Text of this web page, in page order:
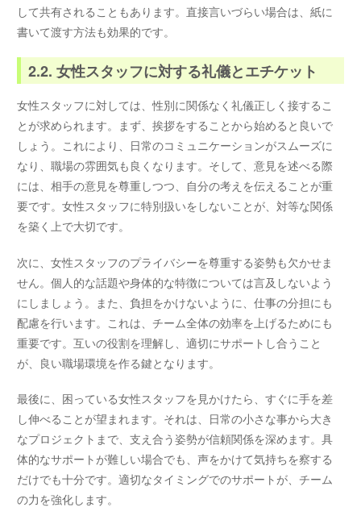
して共有されることもあります。直接言いづらい場合は、紙に
書いて渡す方法も効果的です。
2.2. 女性スタッフに対する礼儀とエチケット
女性スタッフに対しては、性別に関係なく礼儀正しく接するこ
とが求められます。まず、挨拶をすることから始めると良いで
しょう。これにより、日常のコミュニケーションがスムーズに
なり、職場の雰囲気も良くなります。そして、意見を述べる際
には、相手の意見を尊重しつつ、自分の考えを伝えることが重
要です。女性スタッフに特別扱いをしないことが、対等な関係
を築く上で大切です。
次に、女性スタッフのプライバシーを尊重する姿勢も欠かせま
せん。個人的な話題や身体的な特徴については言及しないよう
にしましょう。また、負担をかけないように、仕事の分担にも
配慮を行います。これは、チーム全体の効率を上げるためにも
重要です。互いの役割を理解し、適切にサポートし合うこと
が、良い職場環境を作る鍵となります。
最後に、困っている女性スタッフを見かけたら、すぐに手を差
し伸べることが望まれます。それは、日常の小さな事から大き
なプロジェクトまで、支え合う姿勢が信頼関係を深めます。具
体的なサポートが難しい場合でも、声をかけて気持ちを察する
だけでも十分です。適切なタイミングでのサポートが、チーム
の力を強化します。